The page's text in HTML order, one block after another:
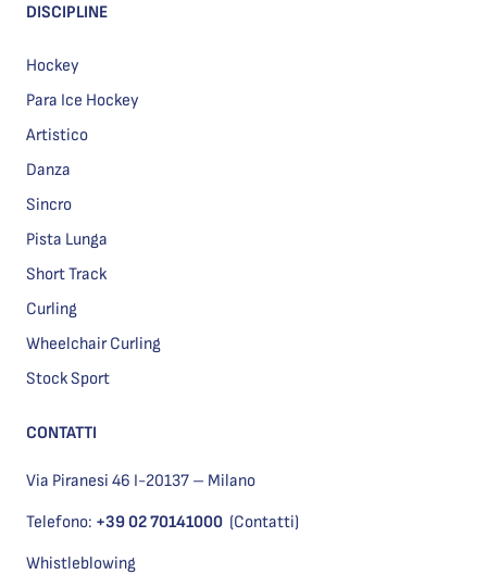
DISCIPLINE
Hockey
Para Ice Hockey
Artistico
Danza
Sincro
Pista Lunga
Short Track
Curling
Wheelchair Curling
Stock Sport
CONTATTI
Via Piranesi 46 I-20137 – Milano
Telefono: +39 02 70141000 (Contatti)
Whistleblowing